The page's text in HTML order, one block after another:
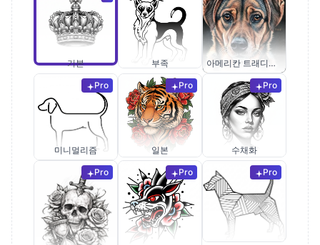
기본 부족 아메리칸 트래디셔널
Pro
미니멀리즘
Pro
일본
Pro
수채화
Pro Pro Pro